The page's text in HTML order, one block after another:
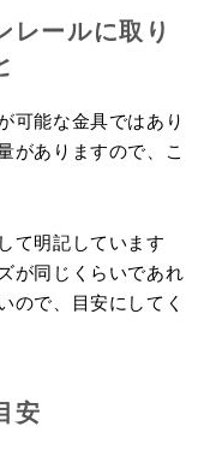
レールに取り
可能な金具ではあり
がありますので、こ
て明記しています
が同じくらいであれ
ので、目安にしてく
安